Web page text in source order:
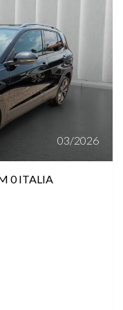
03/2026
0 ITALIA